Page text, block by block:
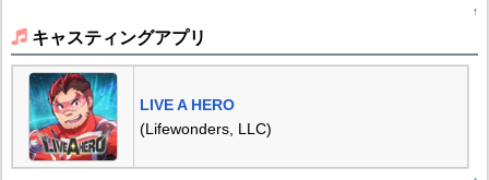
↑
キャスティングアプリ
LIVE A HERO
(Lifewonders, LLC)